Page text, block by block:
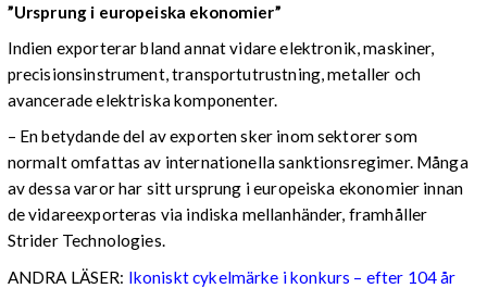
”Ursprung i europeiska ekonomier”
Indien exporterar bland annat vidare elektronik, maskiner,
precisionsinstrument, transportutrustning, metaller och
avancerade elektriska komponenter.
– En betydande del av exporten sker inom sektorer som
normalt omfattas av internationella sanktionsregimer. Många
av dessa varor har sitt ursprung i europeiska ekonomier innan
de vidareexporteras via indiska mellanhänder, framhåller
Strider Technologies.
ANDRA LÄSER: Ikoniskt cykelmärke i konkurs – efter 104 år